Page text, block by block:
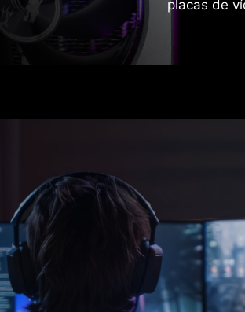
placas de
FONTE
Com uma porta de saída compatível
alimentação oferece tolerância a picos